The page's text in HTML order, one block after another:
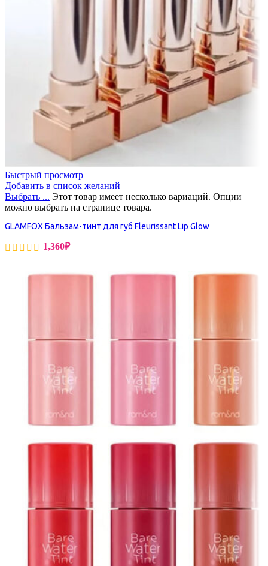
Быстрый просмотр
Добавить в список желаний
Выбрать ... Этот товар имеет несколько вариаций. Опции
можно выбрать на странице товара.
GLAMFOX Бальзам-тинт для губ Fleurissant Lip Glow
1,360₽